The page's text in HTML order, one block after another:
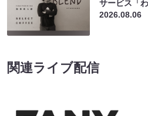
サービス「
2026.08.06
関連ライブ配信